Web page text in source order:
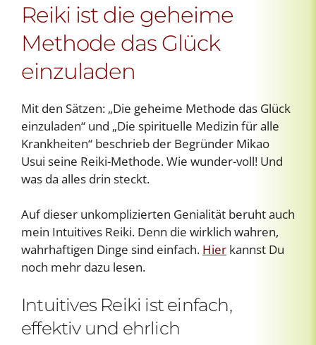
Reiki ist die geheime
Methode das Glück
einzuladen
Mit den Sätzen: „Die geheime Methode das Glück
einzuladen“ und „Die spirituelle Medizin für alle
Krankheiten“ beschrieb der Begründer Mikao
Usui seine Reiki-Methode. Wie wunder-voll! Und
was da alles drin steckt.
Auf dieser unkomplizierten Genialität beruht auch
mein Intuitives Reiki. Denn die wirklich wahren,
wahrhaftigen Dinge sind einfach. Hier kannst Du
noch mehr dazu lesen.
Intuitives Reiki ist einfach,
effektiv und ehrlich